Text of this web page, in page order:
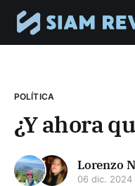
POLÍTICA
¿Y ahora
Lorenzo
06 dic. 2024